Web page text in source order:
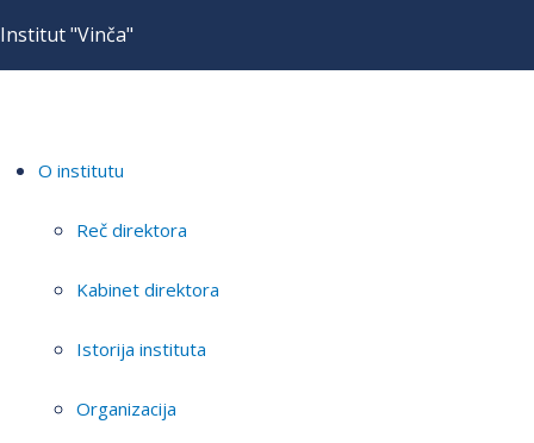
Institut "Vinča"
O institutu
Reč direktora
Kabinet direktora
Istorija instituta
Organizacija